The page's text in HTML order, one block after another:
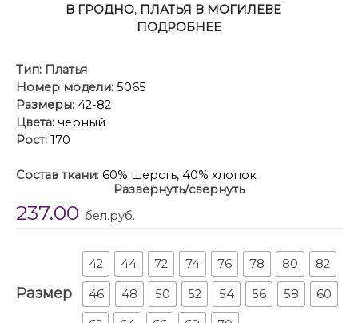
В ГРОДНО, ПЛАТЬЯ В МОГИЛЕВЕ
ПОДРОБНЕЕ
Тип: Платья
Номер модели: 5065
Размеры: 42-82
Цвета: черный
Рост: 170
Состав ткани: 60% шерсть, 40% хлопок
: Это платье — прекрасный образец
сочетания минимализма и авангардного дизайна,
изюминка – объемный волан – делает эту модель
неповторимой. Вы будете выделяться, не нарушая
дресс-кода.
Свободный крой оверсайз и длина миди
Развернуть/свернуть
237.00 бел.руб.
Размер
42 44 72 74 76 78 80 82
46 48 50 52 54 56 58 60